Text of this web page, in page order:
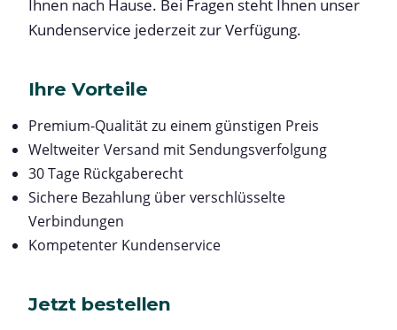
Ihnen nach Hause. Bei Fragen steht Ihnen unser
Kundenservice jederzeit zur Verfügung.
Ihre Vorteile
Premium-Qualität zu einem günstigen Preis
Weltweiter Versand mit Sendungsverfolgung
30 Tage Rückgaberecht
Sichere Bezahlung über verschlüsselte
Verbindungen
Kompetenter Kundenservice
Jetzt bestellen